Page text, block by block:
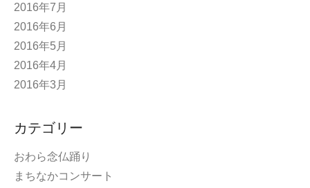
2016年7月
2016年6月
2016年5月
2016年4月
2016年3月
カテゴリー
おわら念仏踊り
まちなかコンサート